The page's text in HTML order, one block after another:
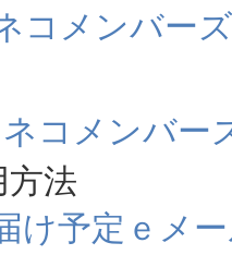
コメンバーズ
コメンバー
法
け予定ｅメ